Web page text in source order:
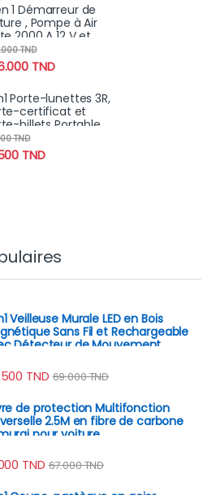
1 Démarreur de
, Pompe à Air
2000 A 12 V et
portable LED
moteurs essence
TND
TND
Porte-lunettes 3R,
certificat et
billets Portable
voiture
TND
TND
Veilleuse Murale LED en Bois
Sans Fil et Rechargeable
Détecteur de Mouvement
TND 69.000TND
de protection Multifonction
2.5M en fibre de carbone
pour voiture
TND 67.000TND